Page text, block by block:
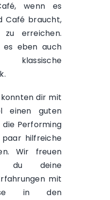
, wenn es
Café braucht,
erreichen.
eben auch
dir mit
einen guten
Performing
paar hilfreiche
Wir freuen
du deine
mit
in den